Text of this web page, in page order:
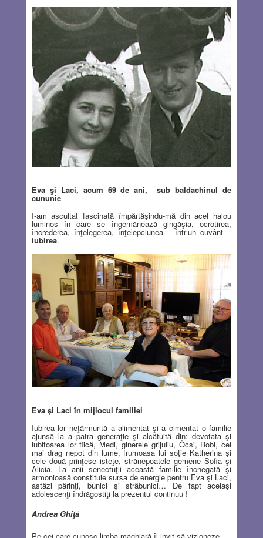
Eva şi Laci, acum 69 de ani, sub baldachinul de
cununie
I-am ascultat fascinată împărtăşindu-mă din acel halou
luminos în care se îngemănează gingăşia, ocrotirea,
încrederea, înţelegerea, înţelepciunea – într-un cuvânt –
iubirea.
Eva şi Laci în mijlocul familiei
Iubirea lor neţărmurită a alimentat şi a cimentat o familie
ajunsă la a patra generaţie şi alcătuită din: devotata şi
iubitoarea lor fiică, Medi, ginerele grijuliu, Öcsi, Robi, cel
mai drag nepot din lume, frumoasa lui soţie Katherina şi
cele două prinţese isteţe, strănepoatele gemene Sofia şi
Alicia. La anii senectuţii această familie închegată şi
armonioasă constituie sursa de energie pentru Eva şi Laci,
astăzi părinţi, bunici şi străbunici… De fapt aceiaşi
adolescenţi îndrăgostiţi la prezentul continuu !
Andrea Ghiţă